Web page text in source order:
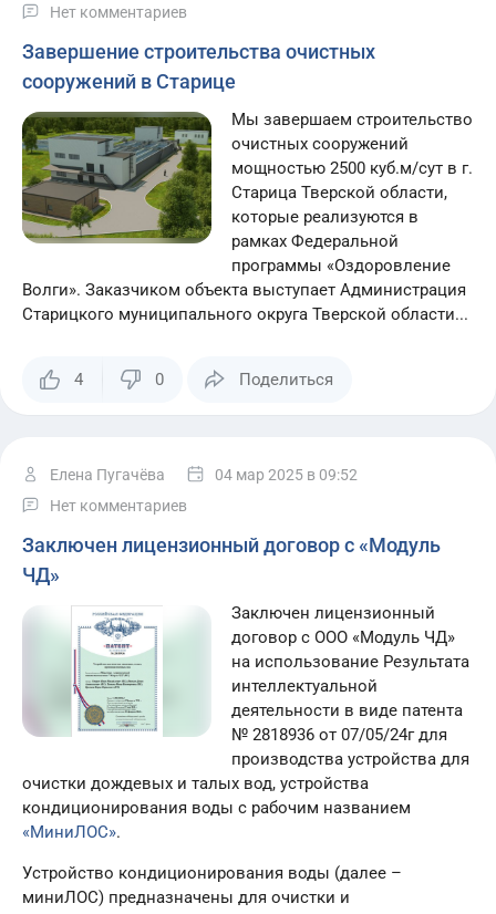
Нет комментариев
Завершение строительства очистных
сооружений в Старице
Мы завершаем строительство
очистных сооружений
мощностью 2500 куб.м/сут в г.
Старица Тверской области,
которые реализуются в
рамках Федеральной
программы «Оздоровление
Волги». Заказчиком объекта выступает Администрация
Старицкого муниципального округа Тверской области...
4 0 Поделиться
Елена Пугачёва 04 мар 2025 в 09:52
Нет комментариев
Заключен лицензионный договор с «Модуль
ЧД»
Заключен лицензионный
договор с ООО «Модуль ЧД»
на использование Результата
интеллектуальной
деятельности в виде патента
№ 2818936 от 07/05/24г для
производства устройства для
очистки дождевых и талых вод, устройства
кондиционирования воды с рабочим названием
«МиниЛОС».
Устройство кондиционирования воды (далее –
миниЛОС) предназначены для очистки и